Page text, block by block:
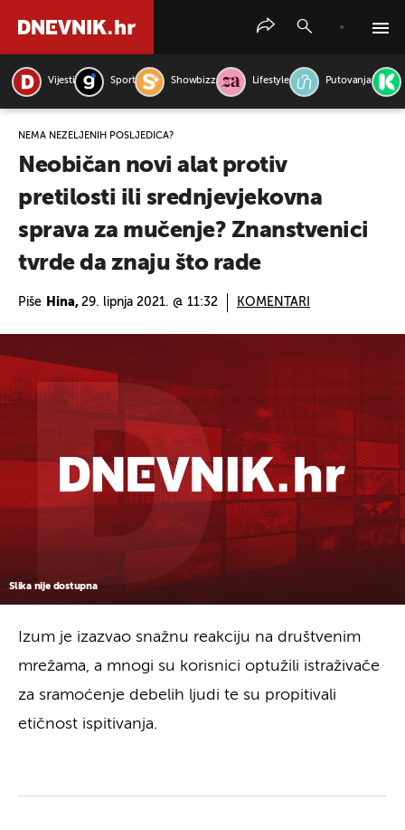
Vijesti Sport Showbizz Lifestyle Putovanja
NEMA NEŽELJENIH POSLJEDICA?
Neobičan novi alat protiv
pretilosti ili srednjevjekovna
sprava za mučenje? Znanstvenici
tvrde da znaju što rade
Piše Hina, 29. lipnja 2021. @ 11:32 KOMENTARI
Slika nije dostupna
Izum je izazvao snažnu reakciju na društvenim
mrežama, a mnogi su korisnici optužili istraživače
za sramoćenje debelih ljudi te su propitivali
etičnost ispitivanja.
PRETRAŽITE VIJESTI